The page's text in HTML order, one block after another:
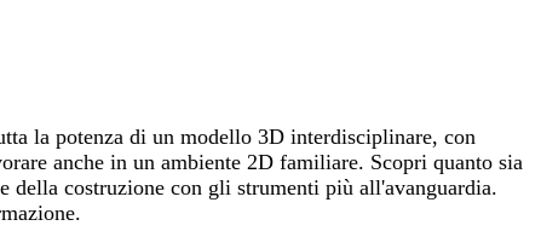
la potenza di un modello 3D interdisciplinare, con
anche in un ambiente 2D familiare. Scopri quanto sia
costruzione con gli strumenti più all'avanguardia.